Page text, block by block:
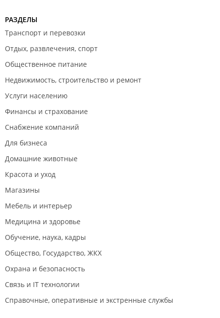
РАЗДЕЛЫ
Транспорт и перевозки
Отдых, развлечения, спорт
Общественное питание
Недвижимость, строительство и ремонт
Услуги населению
Финансы и страхование
Снабжение компаний
Для бизнеса
Домашние животные
Красота и уход
Магазины
Мебель и интерьер
Медицина и здоровье
Обучение, наука, кадры
Общество, Государство, ЖКХ
Охрана и безопасность
Связь и IT технологии
Справочные, оперативные и экстренные службы